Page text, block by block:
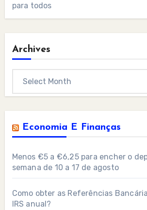
para todos
Archives
Economia E Finanças
Menos €5 a €6,25 para encher o
semana de 10 a 17 de agosto
Como obter as Referências
IRS anual?